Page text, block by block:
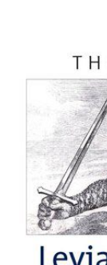
Gewalt
Zur
VonThomas
Verlag: